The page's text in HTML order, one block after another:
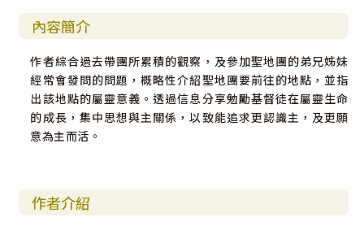
內容簡介
作者綜合過去帶團所累積的觀察，及參加聖地團的弟兄姊妹
經常會發問的問題，概略性介紹聖地團要前往的地點，並指
出該地點的屬靈意義。透過信息分享勉勵基督徒在屬靈生命
的成長，集中思想與主關係，以致能追求更認識主，及更願
意為主而活。
作者介紹